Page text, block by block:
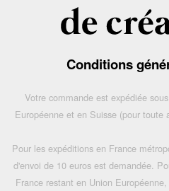
Conditions
Votre commande est expédiée
Européenne et en Suisse (pour toute
Pour les expéditions en France
d'envoi de 10 euros est demandée.
France restant en Union